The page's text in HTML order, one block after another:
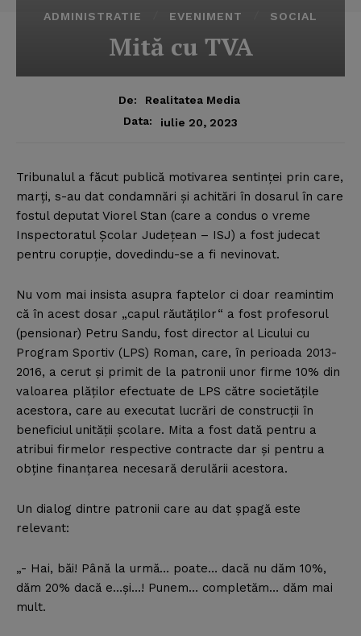
ADMINISTRATIE EVENIMENT SOCIAL
Mită cu TVA
De:
Realitatea Media
Data:
iulie 20, 2023
Tribunalul a făcut publică motivarea sentinţei prin care,
marţi, s-au dat condamnări şi achitări în dosarul în care
fostul deputat Viorel Stan (care a condus o vreme
Inspectoratul Şcolar Judeţean – ISJ) a fost judecat
pentru corupţie, dovedindu-se a fi nevinovat.
Nu vom mai insista asupra faptelor ci doar reamintim
că în acest dosar „capul răutăţilor“ a fost profesorul
(pensionar) Petru Sandu, fost director al Licului cu
Program Sportiv (LPS) Roman, care, în perioada 2013-
2016, a cerut şi primit de la patronii unor firme 10% din
valoarea plăţilor efectuate de LPS către societăţile
acestora, care au executat lucrări de construcţii în
beneficiul unităţii şcolare. Mita a fost dată pentru a
atribui firmelor respective contracte dar şi pentru a
obţine finanţarea necesară derulării acestora.
Un dialog dintre patronii care au dat şpagă este
relevant:
„- Hai, băi! Până la urmă… poate… dacă nu dăm 10%,
dăm 20% dacă e…şi…! Punem… completăm… dăm mai
mult.